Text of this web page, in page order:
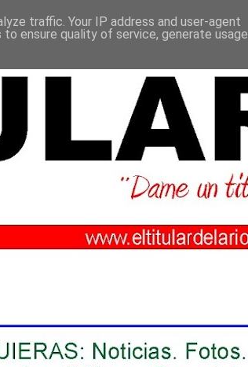
traffic. Your IP address and user-agent
ensure quality of service, generate usage